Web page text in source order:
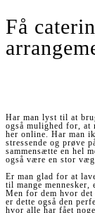
Få
Har man lyst til at
også mulighed for,
her online. Har man
stressende og prøve
sammensætte en hel
også være en stor
Er man glad for at
til mange mennesker,
Men for dem hvor
er dette også den
hvor alle har fået